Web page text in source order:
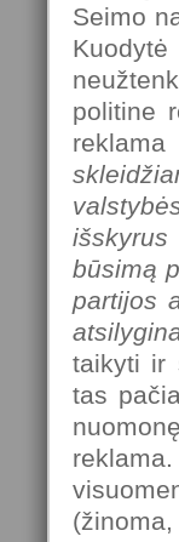
Seimo
politine
būsimą
partijos
taikyti ir
tas